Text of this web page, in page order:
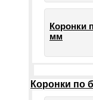
Коронки
мм
Коронки по